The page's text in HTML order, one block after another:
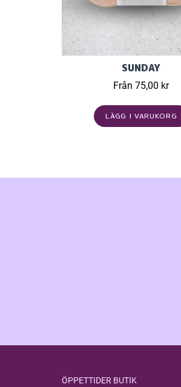
SUNDAY
Från 75,00 kr
LÄGG I VARUKORG
ÖPPETTIDER BUTIK